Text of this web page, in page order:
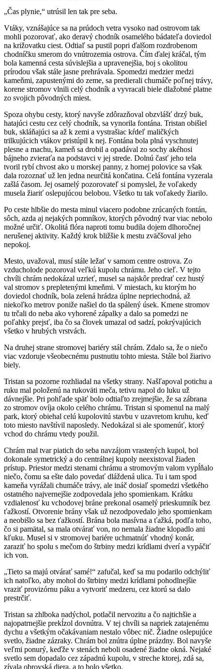
„Čas plynie,“ utrúsil len tak pre seba.
Vtáky, vznášajúce sa na prúdoch vetra vysoko nad ostrovom tak
mohli pozorovať, ako deravý chodník osamelého bádateľa doviedol
na križovatku ciest. Odtiaľ sa pustil popri ďalšom rozdrobenom
chodníčku smerom do vnútrozemia ostrova. Čím ďalej kráčal, tým
bola kamenná cesta súvislejšia a upravenejšia, boj s okolitou
prírodou však stále jasne prehrávala. Spomedzi medzier medzi
kameňmi, zapustenými do zeme, sa predierali chumáče poľnej trávy,
korene stromov vlnili celý chodník a vyvracali biele dlažobné platne
zo svojich pôvodných miest.
Spoza ohybu cesty, ktorý navyše zdôrazňoval obzvlášť drzý buk,
hatajúci cestu cez celý chodník, sa vynorila fontána. Tristan obišiel
buk, skláňajúci sa až k zemi a vystrašiac kŕdeľ maličkých
trilkujúcich vtákov pristúpil k nej. Fontána bola plná vyschnutej
plesne a machu, kameň sa drobil a opadával zo sochy akéhosi
bájneho zvieraťa na podstavci v jej strede. Dolnú časť jeho tela
tvoril rybí chvost ako u morskej panny, z hornej polovice sa však
dala rozoznať už len jedna neurčitá končatina. Celá fontána vyzerala
zašlá časom. Jej osamelý pozorovateľ si pomyslel, že voľakedy
musela žiariť oslepujúcou belobou. Všetko tu tak voľakedy žiarilo.
Po ceste hlbšie do mesta minul viacero podobne zrúcaných fontán,
sôch, azda aj nejakých pomníkov, ktorých pôvodný tvar viac nebolo
možné určiť. Okolitá flóra naproti tomu budila dojem dlhoročnej
nerušenej aktivity. Každý krok bližšie k mestu zväčšoval jeho
nepokoj.
Mesto, uvažoval, musí stále ležať v samom centre ostrova. Zo
vzducholode pozoroval veľkú kupolu chrámu. Jeho cieľ. V tejto
chvíli chrám nedokázal uzrieť, musel sa najskôr predrať cez hustý
val stromov s prepletenými kmeňmi. V miestach, ku ktorým ho
doviedol chodník, bola zelená hrádza úplne nepriechodná, až
niekoľko metrov poniže našiel do tla spálený úsek. Kmene stromov
tu trčali do neba ako vyhorené zápalky a dalo sa pomedzi ne
poľahky prejsť, iba čo sa človek umazal od sadzí, pokrývajúcich
všetko v hrubých vrstvách.
Na druhej strane stromovej bariéry stál chrám. Zdalo sa, že o niečo
viac vzdoruje všeobecnému pustnutiu tohto miesta. Stále bol žiarivo
biely.
Tristan sa pozorne rozhliadal na všetky strany. Našľapoval potichu a
ruku mal položenú na rukoväti meča, tetivu napol do luku už
dávnejšie. Pri pohľade späť bolo odtiaľto zrejmejšie, že sa zábrana
zo stromov ovíja okolo celého chrámu. Tristan si spomenul na malý
park, ktorý obiehal celú kupolovitú stavbu v uzavretom kruhu, keď
toto miesto navštívil naposledy. Nedokázal si ale spomenúť, ktorý
vchod do chrámu vtedy použil.
Chrám mal tvar piatich do seba navzájom vrastených kupol, bol
dokonale symetrický a do centrálnej kupoly neexistoval žiaden
prístup. Priestor medzi stenami chrámu a stromovým valom vypĺňalo
niečo, čomu sa ešte dalo povedať dláždená ulica. Tu i tam spod
kameňa vyrážali chumáče trávy, ale ináč dosiaľ spomedzi všetkého
ostatného najvernejšie zodpovedala jeho spomienkam. Krátku
vzdialenosť ku vchodovej bráne prekonal osamelý prieskumník bez
ťažkostí. Otvorenie brány však už nezodpovedalo jeho spomienkam
a neobišlo sa bez ťažkostí. Brána bola masívna a ťažká, podľa toho,
čo si pamätal, sa mala otvárať von, no nemala žiadne klopadlo ani
kľuku. Musel si v stromovej bariére uchmatnúť vhodný konár,
zaraziť ho spolu s mečom do štrbiny medzi krídlami dverí a vypáčiť
ich von.
„Tieto sa majú otvárať samé!“ zafučal, keď sa mu podarilo odchýliť
ich natoľko, aby mohol do štrbiny medzi krídlami pohodlnejšie
vraziť provizórnu páku a vytvoriť medzeru, cez ktorú sa dalo
prestrčiť.
Tristan sa zhlboka nadýchol, potlačil nervozitu a čo najtichšie a
najopatrnejšie prekĺzol dovnútra. V tej chvíli sa napriek zatajenému
dychu a všetkým očakávaniam nestalo vôbec nič. Žiadne oslepujúce
svetlo, žiadne zázraky. Chrám bol znútra úplne prázdny. Bol navyše
veľmi ponurý, keďže v stenách neboli osadené žiadne okná. Nejaké
svetlo sem dopadalo cez západnú kupolu, v streche ktorej, zdá sa,
zívala obrovská diera, a to bolo všetko.